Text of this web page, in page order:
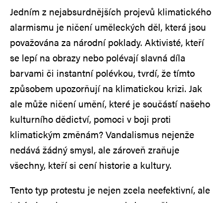
Jedním z nejabsurdnějších projevů klimatického
alarmismu je ničení uměleckých děl, která jsou
považována za národní poklady. Aktivisté, kteří
se lepí na obrazy nebo polévají slavná díla
barvami či instantní polévkou, tvrdí, že tímto
způsobem upozorňují na klimatickou krizi. Jak
ale může ničení umění, které je součástí našeho
kulturního dědictví, pomoci v boji proti
klimatickým změnám? Vandalismus nejenže
nedává žádný smysl, ale zároveň zraňuje
všechny, kteří si cení historie a kultury.
Tento typ protestu je nejen zcela neefektivní, ale